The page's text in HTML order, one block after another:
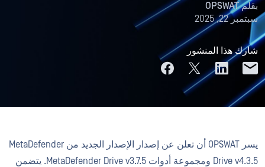
بقلمOPSWAT
سبتمبر 22, 2025
شارك هذا المنشور
يسر OPSWAT أن تعلن عن إصدار الإصدار الجديد من MetaDefender
Drive v4.3.5 ومجموعة أدوات MetaDefender Drive v3.7.5. يتضمن